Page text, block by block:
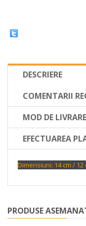
DESCRIERE
COMENTARII
MOD DE LIVRARE
EFECTUAREA
Dimensiuni: 14 cm / 12
PRODUSE